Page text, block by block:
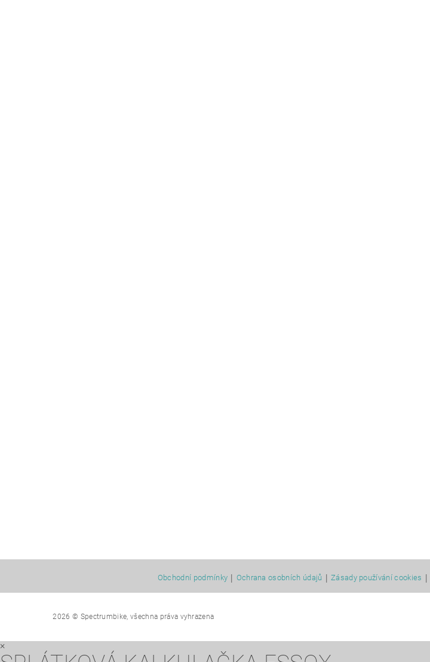
Obchodní podmínky | Ochrana osobních údajů | Zásady používání cookies |
2026 © Spectrumbike, všechna práva vyhrazena
×